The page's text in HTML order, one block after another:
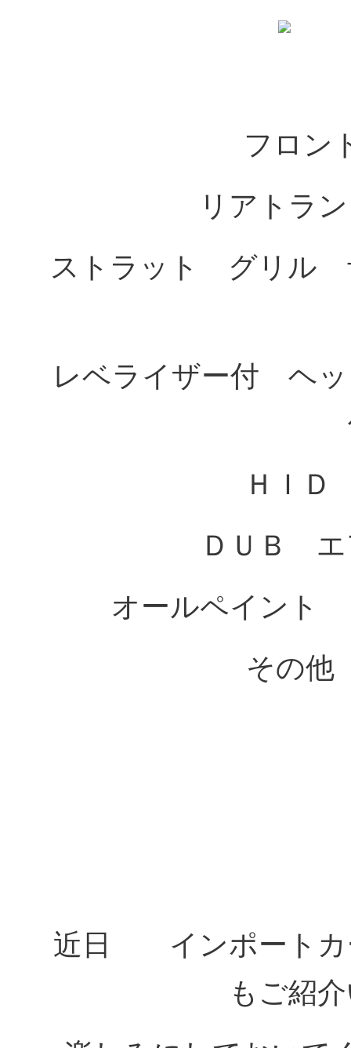
フロン
リアトラ
ストラット グリル
レベライザー付 ヘ
ＨＩ
ＤＵＢ
オールペイン
その他
近日 インポート
もご紹